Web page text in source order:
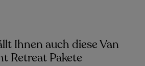
Ihnen auch diese Van
Retreat Pakete